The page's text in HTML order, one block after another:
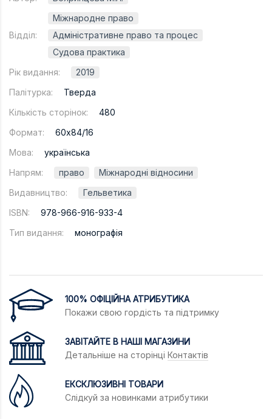
Відділ:
Міжнародне право
Адміністративне право та процес
Судова практика
Рік видання:
2019
Палітурка:
Тверда
Кількість сторінок:
480
Формат:
60х84/16
Мова:
українська
Напрям:
право
Міжнародні відносини
Видавництво:
Гельветика
ISBN:
978-966-916-933-4
Тип видання:
монографія
100% ОФІЦІЙНА АТРИБУТИКА
Покажи свою гордість та підтримку
ЗАВІТАЙТЕ В НАШІ МАГАЗИНИ
Детальніше на сторінці Контактів
ЕКСКЛЮЗИВНІ ТОВАРИ
Слідкуй за новинками атрибутики